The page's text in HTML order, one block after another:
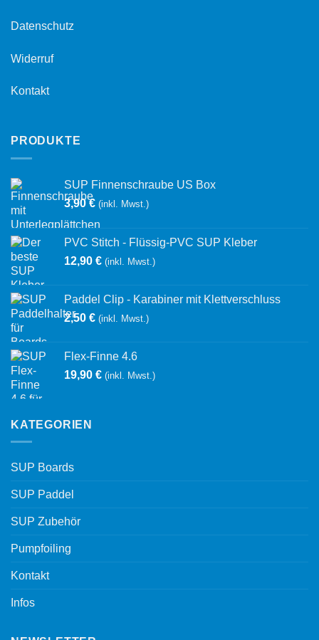
Datenschutz
Widerruf
Kontakt
PRODUKTE
SUP Finnenschraube US Box
3,90€ (inkl. Mwst.)
PVC Stitch - Flüssig-PVC SUP Kleber
12,90 € (inkl. Mwst.)
Paddel Clip - Karabiner mit Klettverschluss
2,50 € (inkl. Mwst.)
Flex-Finne 4.6
19,90 € (inkl. Mwst.)
KATEGORIEN
SUP Boards
SUP Paddel
SUP Zubehör
Pumpfoiling
Kontakt
Infos